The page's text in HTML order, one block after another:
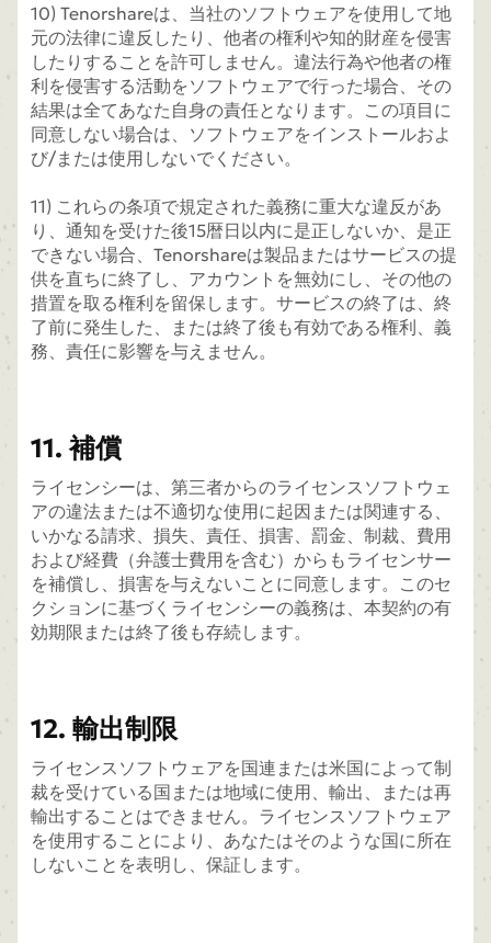
10) Tenorshareは、当社のソフトウェアを使用して地
元の法律に違反したり、他者の権利や知的財産を侵害
したりすることを許可しません。違法行為や他者の権
利を侵害する活動をソフトウェアで行った場合、その
結果は全てあなた自身の責任となります。この項目に
同意しない場合は、ソフトウェアをインストールおよ
び/または使用しないでください。
11) これらの条項で規定された義務に重大な違反があ
り、通知を受けた後15暦日以内に是正しないか、是正
できない場合、Tenorshareは製品またはサービスの提
供を直ちに終了し、アカウントを無効にし、その他の
措置を取る権利を留保します。サービスの終了は、終
了前に発生した、または終了後も有効である権利、義
務、責任に影響を与えません。
11. 補償
ライセンシーは、第三者からのライセンスソフトウェ
アの違法または不適切な使用に起因または関連する、
いかなる請求、損失、責任、損害、罰金、制裁、費用
および経費（弁護士費用を含む）からもライセンサー
を補償し、損害を与えないことに同意します。このセ
クションに基づくライセンシーの義務は、本契約の有
効期限または終了後も存続します。
12. 輸出制限
ライセンスソフトウェアを国連または米国によって制
裁を受けている国または地域に使用、輸出、または再
輸出することはできません。ライセンスソフトウェア
を使用することにより、あなたはそのような国に所在
しないことを表明し、保証します。